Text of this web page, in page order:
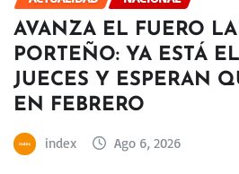
AVANZA EL FUERO
PORTEÑO: YA ESTÁ
JUECES Y ESPERAN
EN FEBRERO
index Ago 6, 2026